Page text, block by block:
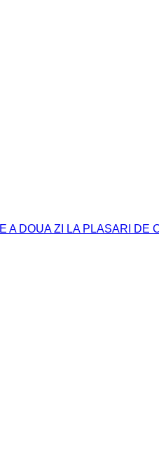
A DOUA ZI LA PLASARI DE